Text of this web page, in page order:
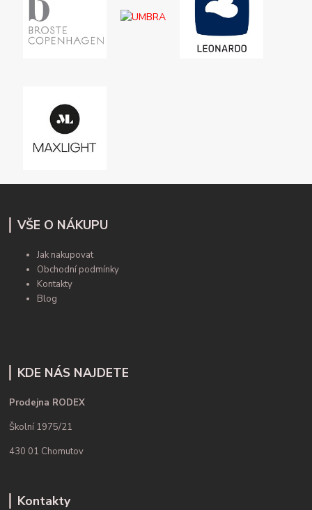
VŠE O NÁKUPU
Jak nakupovat
Obchodní podmínky
Kontakty
Blog
KDE NÁS NAJDETE
Prodejna RODEX
Školní 1975/21
430 01 Chomutov
Kontakty